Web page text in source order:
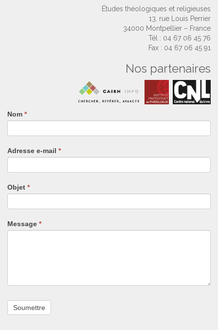
Études théologiques et religieuses
13, rue Louis Perrier
34000 Montpellier – France
Tél : 04 67 06 45 76
Fax : 04 67 06 45 91
Nos partenaires
Nom *
Adresse e-mail *
Objet *
Message *
Si
vous
êtes
humain,
remplissez
ce